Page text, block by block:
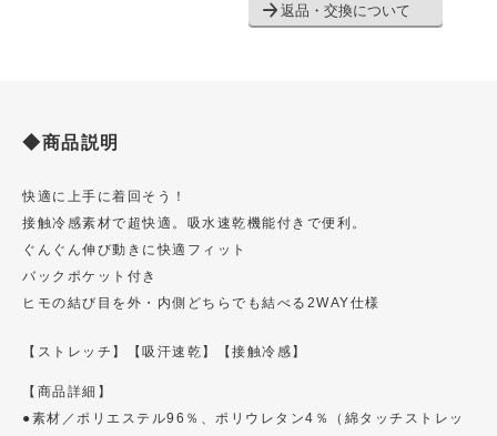
返品・交換について
◆商品説明
快適に上手に着回そう！
接触冷感素材で超快適。吸水速乾機能付きで便利。
ぐんぐん伸び動きに快適フィット
バックポケット付き
ヒモの結び目を外・内側どちらでも結べる2WAY仕様
【ストレッチ】 【吸汗速乾】 【接触冷感】
【商品詳細】
●素材／ポリエステル96％、ポリウレタン4％（綿タッチストレッ